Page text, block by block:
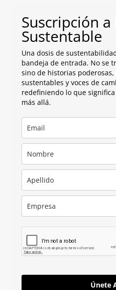
Suscripción
Sustentable
Una dosis de
bandeja de entrada. No se
sino de historias poderosas,
sustentables y voces de
redefiniendo lo que
más allá.
Únete